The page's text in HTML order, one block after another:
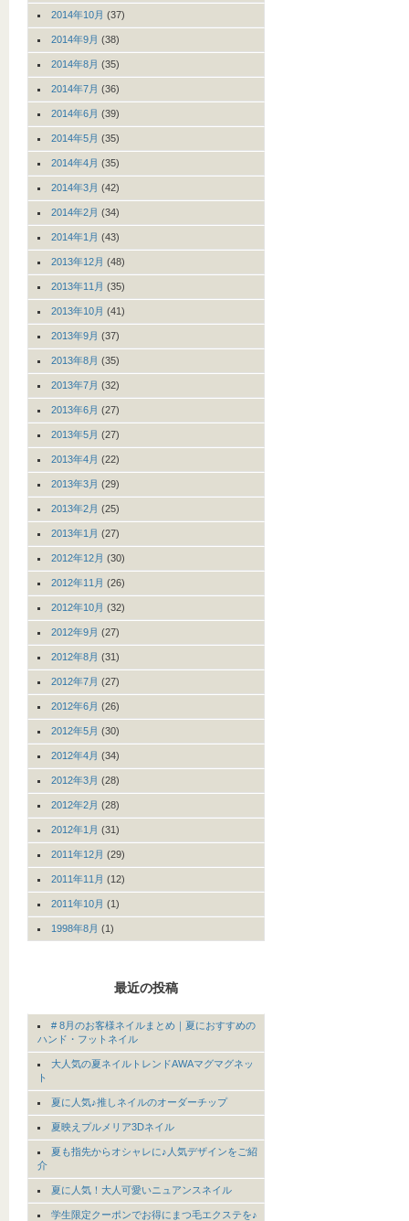
2014年10月 (37)
2014年9月 (38)
2014年8月 (35)
2014年7月 (36)
2014年6月 (39)
2014年5月 (35)
2014年4月 (35)
2014年3月 (42)
2014年2月 (34)
2014年1月 (43)
2013年12月 (48)
2013年11月 (35)
2013年10月 (41)
2013年9月 (37)
2013年8月 (35)
2013年7月 (32)
2013年6月 (27)
2013年5月 (27)
2013年4月 (22)
2013年3月 (29)
2013年2月 (25)
2013年1月 (27)
2012年12月 (30)
2012年11月 (26)
2012年10月 (32)
2012年9月 (27)
2012年8月 (31)
2012年7月 (27)
2012年6月 (26)
2012年5月 (30)
2012年4月 (34)
2012年3月 (28)
2012年2月 (28)
2012年1月 (31)
2011年12月 (29)
2011年11月 (12)
2011年10月 (1)
1998年8月 (1)
最近の投稿
# 8月のお客様ネイルまとめ｜夏におすすめの
ハンド・フットネイル
大人気の夏ネイルトレンドAWAマグマグネッ
ト
夏に人気♪推しネイルのオーダーチップ
夏映えプルメリア3Dネイル
夏も指先からオシャレに♪人気デザインをご紹
介
夏に人気！大人可愛いニュアンスネイル
学生限定クーポンでお得にまつ毛エクステを♪